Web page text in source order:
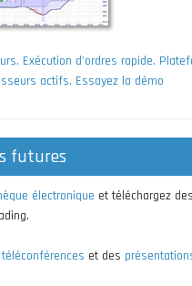
Exécution d'ordres rapide.
actifs. Essayez la démo
futures
électronique et téléchargez
téléconférences et des